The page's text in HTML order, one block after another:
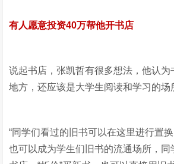
有人愿意投资40万帮他开书店
说起书店，张凯哲有很多想法，他认为
地方，还应该是大学生阅读和学习的场
“同学们看过的旧书可以在这里进行置
也可以成为学生们旧书的流通场所，同